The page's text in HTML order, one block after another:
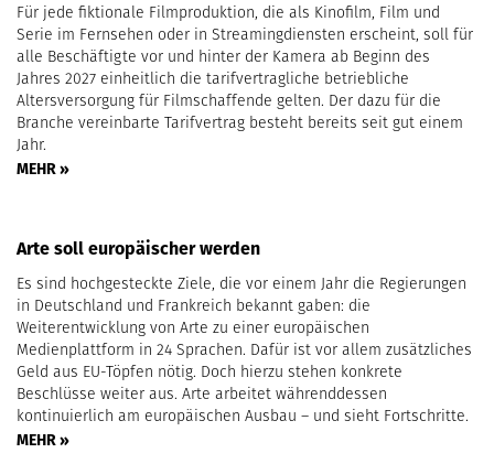
Für jede fiktionale Filmproduktion, die als Kinofilm, Film und
Serie im Fernsehen oder in Streamingdiensten erscheint, soll für
alle Beschäftigte vor und hinter der Kamera ab Beginn des
Jahres 2027 einheitlich die tarifvertragliche betriebliche
Altersversorgung für Filmschaffende gelten. Der dazu für die
Branche vereinbarte Tarifvertrag besteht bereits seit gut einem
Jahr.
MEHR »
Arte soll europäischer werden
Es sind hochgesteckte Ziele, die vor einem Jahr die Regierungen
in Deutschland und Frankreich bekannt gaben: die
Weiterentwicklung von Arte zu einer europäischen
Medienplattform in 24 Sprachen. Dafür ist vor allem zusätzliches
Geld aus EU-Töpfen nötig. Doch hierzu stehen konkrete
Beschlüsse weiter aus. Arte arbeitet währenddessen
kontinuierlich am europäischen Ausbau – und sieht Fortschritte.
MEHR »